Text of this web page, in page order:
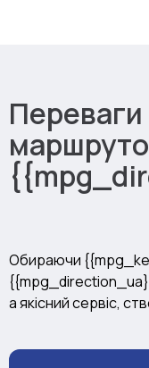
Переваги
Обираючи
а якісний сервіс,